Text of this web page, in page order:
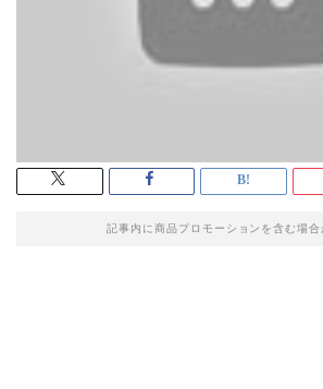
記事内に商品プロモーションを含む場合